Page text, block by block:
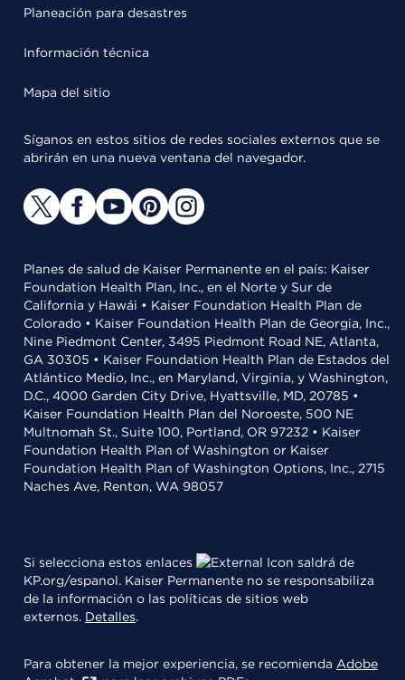
Planeación para desastres
Información técnica
Mapa del sitio
Síganos en estos sitios de redes sociales externos que se
abrirán en una nueva ventana del navegador.
Planes de salud de Kaiser Permanente en el país: Kaiser
Foundation Health Plan, Inc., en el Norte y Sur de
California y Hawái • Kaiser Foundation Health Plan de
Colorado • Kaiser Foundation Health Plan de Georgia, Inc.,
Nine Piedmont Center, 3495 Piedmont Road NE, Atlanta,
GA 30305 • Kaiser Foundation Health Plan de Estados del
Atlántico Medio, Inc., en Maryland, Virginia, y Washington,
D.C., 4000 Garden City Drive, Hyattsville, MD, 20785 •
Kaiser Foundation Health Plan del Noroeste, 500 NE
Multnomah St., Suite 100, Portland, OR 97232 • Kaiser
Foundation Health Plan of Washington or Kaiser
Foundation Health Plan of Washington Options, Inc., 2715
Naches Ave, Renton, WA 98057
Si selecciona estos enlaces
saldrá de
KP.org/espanol. Kaiser Permanente no se responsabiliza
de la información o las políticas de sitios web
externos. Detalles.
Para obtener la mejor experiencia, se recomienda Adobe